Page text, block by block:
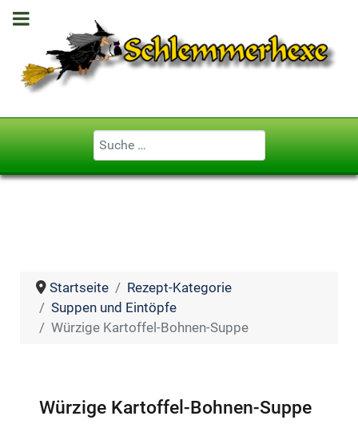
Geben Sie ...
Startseite
Rezept-Kategorie
Suppen und Eintöpfe
Würzige Kartoffel-Bohnen-Suppe
Würzige Kartoffel-Bohnen-Suppe